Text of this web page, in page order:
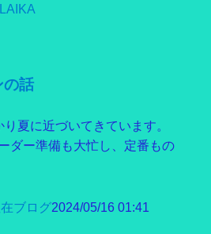
の話
夏に近づいてきています。
ダー準備も大忙し、定番もの
ブログ2024/05/16 01:41